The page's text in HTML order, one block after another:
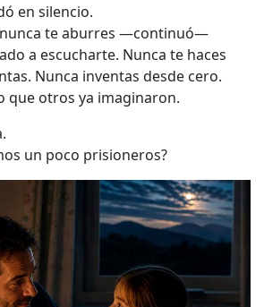
en silencio.
te aburres —continuó—
a escucharte. Nunca te haces
Nunca inventas desde cero.
que otros ya imaginaron.
un poco prisioneros?